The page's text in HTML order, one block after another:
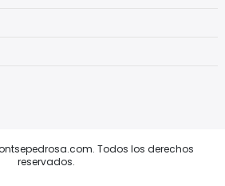
Todos los derechos
reservados.